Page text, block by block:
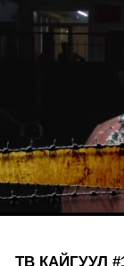
ТВ КАЙГУУЛ